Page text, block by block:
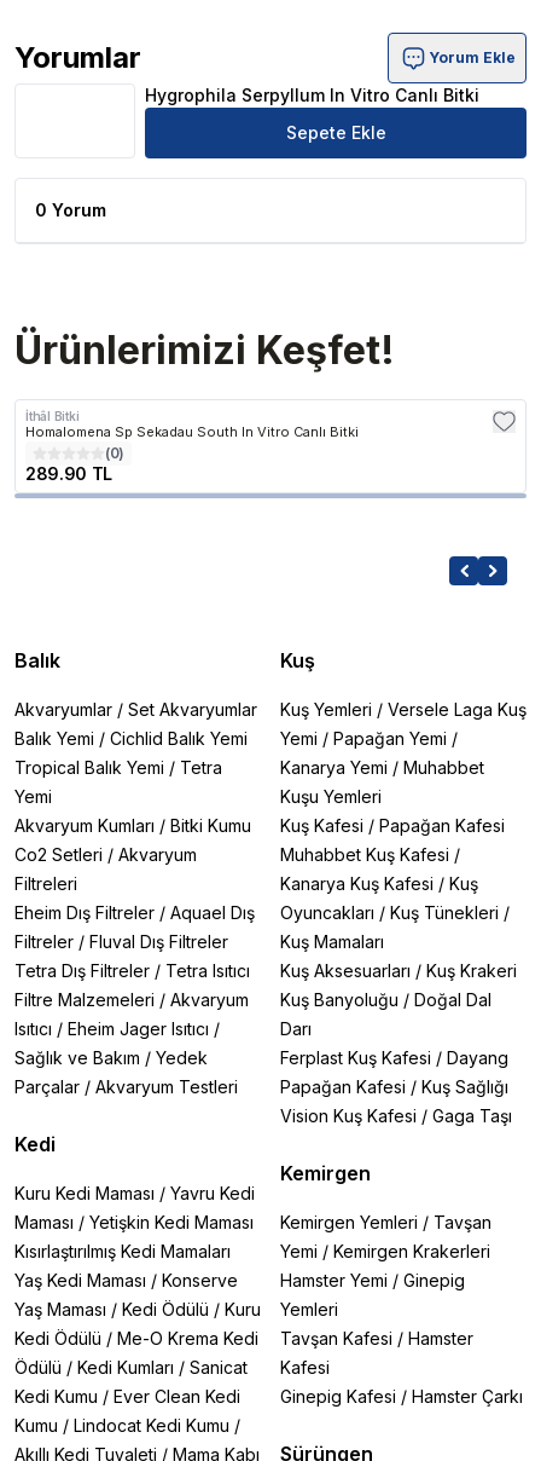
Yorumlar
Hygrophila Serpyllum In Vitro Canlı Bitki Ürün Yorumları
Yorum Ekle
Hygrophila Serpyllum In Vitro Canlı Bitki
Sepete Ekle
0 Yorum
Ürünlerimizi Keşfet!
İthâl Bitki
Homalomena Sp Sekadau South In Vitro Canlı Bitki
(0)
289.90 TL
Balık
Akvaryumlar / Set Akvaryumlar
Balık Yemi / Cichlid Balık Yemi
Tropical Balık Yemi / Tetra
Yemi
Akvaryum Kumları / Bitki Kumu
Co2 Setleri / Akvaryum
Filtreleri
Eheim Dış Filtreler / Aquael Dış
Filtreler / Fluval Dış Filtreler
Tetra Dış Filtreler / Tetra Isıtıcı
Filtre Malzemeleri / Akvaryum
Isıtıcı / Eheim Jager Isıtıcı /
Sağlık ve Bakım / Yedek
Parçalar / Akvaryum Testleri
Kedi
Kuru Kedi Maması / Yavru Kedi
Maması / Yetişkin Kedi Maması
Kısırlaştırılmış Kedi Mamaları
Yaş Kedi Maması / Konserve
Yaş Maması / Kedi Ödülü / Kuru
Kedi Ödülü / Me-O Krema Kedi
Ödülü / Kedi Kumları / Sanicat
Kedi Kumu / Ever Clean Kedi
Kumu / Lindocat Kedi Kumu /
Akıllı Kedi Tuvaleti / Mama Kabı
Kuş
Kuş Yemleri / Versele Laga Kuş
Yemi / Papağan Yemi /
Kanarya Yemi / Muhabbet
Kuşu Yemleri
Kuş Kafesi / Papağan Kafesi
Muhabbet Kuş Kafesi /
Kanarya Kuş Kafesi / Kuş
Oyuncakları / Kuş Tünekleri /
Kuş Mamaları
Kuş Aksesuarları / Kuş Krakeri
Kuş Banyoluğu / Doğal Dal
Darı
Ferplast Kuş Kafesi / Dayang
Papağan Kafesi / Kuş Sağlığı
Vision Kuş Kafesi / Gaga Taşı
Kemirgen
Kemirgen Yemleri / Tavşan
Yemi / Kemirgen Krakerleri
Hamster Yemi / Ginepig
Yemleri
Tavşan Kafesi / Hamster
Kafesi
Ginepig Kafesi / Hamster Çarkı
Sürüngen